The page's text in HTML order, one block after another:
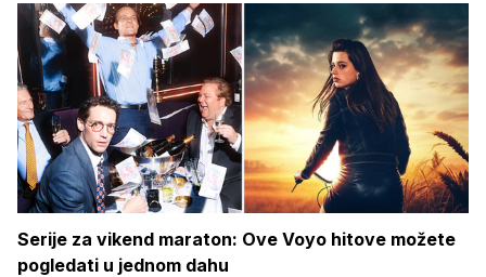
Serije za vikend maraton: Ove Voyo hitove možete
pogledati u jednom dahu